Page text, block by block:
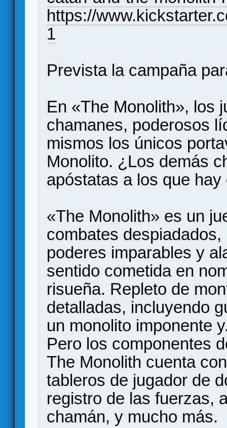
https://
1
Prevista la campaña
En «The Monolith», los
chamanes, poderosos
mismos los únicos
Monolito. ¿Los demás
apóstatas a los que
«The Monolith» es un
combates
poderes imparables y
sentido cometida en
risueña. Repleto de
detalladas, incluyendo
un monolito imponente
Pero los componentes
The Monolith cuenta
tableros de jugador de
registro de las fuerzas,
chamán, y mucho más.